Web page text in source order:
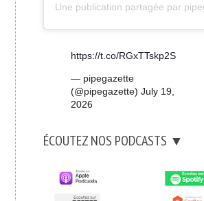
https://t.co/RGxTTskp2S
— pipegazette
(@pipegazette) July 19,
2026
ÉCOUTEZ NOS PODCASTS ▼